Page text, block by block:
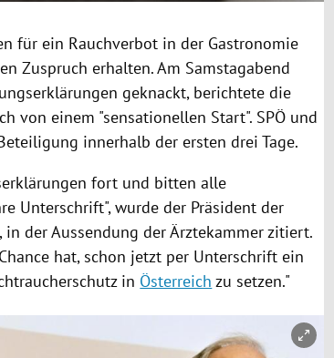
für ein Rauchverbot in der Gastronomie
Zuspruch erhalten. Am Samstagabend
geknackt, berichtete die
von einem "sensationellen Start". SPÖ und
innerhalb der ersten drei Tage.
fort und bitten alle
Unterschrift", wurde der Präsident der
, in der Aussendung derÄrztekammerzitiert.
hat, schon jetzt per Unterschrift ein
in Österreich zu setzen."